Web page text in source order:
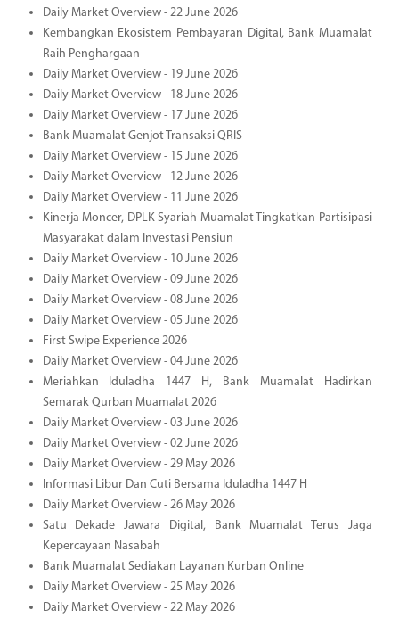
Daily Market Overview - 22 June 2026
Kembangkan Ekosistem Pembayaran Digital, Bank Muamalat
Raih Penghargaan
Daily Market Overview - 19 June 2026
Daily Market Overview - 18 June 2026
Daily Market Overview - 17 June 2026
Bank Muamalat Genjot Transaksi QRIS
Daily Market Overview - 15 June 2026
Daily Market Overview - 12 June 2026
Daily Market Overview - 11 June 2026
Kinerja Moncer, DPLK Syariah Muamalat Tingkatkan Partisipasi
Masyarakat dalam Investasi Pensiun
Daily Market Overview - 10 June 2026
Daily Market Overview - 09 June 2026
Daily Market Overview - 08 June 2026
Daily Market Overview - 05 June 2026
First Swipe Experience 2026
Daily Market Overview - 04 June 2026
Meriahkan Iduladha 1447 H, Bank Muamalat Hadirkan
Semarak Qurban Muamalat 2026
Daily Market Overview - 03 June 2026
Daily Market Overview - 02 June 2026
Daily Market Overview - 29 May 2026
Informasi Libur Dan Cuti Bersama Iduladha 1447 H
Daily Market Overview - 26 May 2026
Satu Dekade Jawara Digital, Bank Muamalat Terus Jaga
Kepercayaan Nasabah
Bank Muamalat Sediakan Layanan Kurban Online
Daily Market Overview - 25 May 2026
Daily Market Overview - 22 May 2026